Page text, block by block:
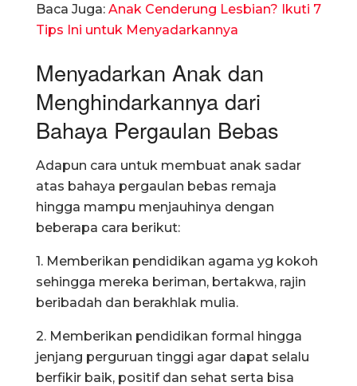
Baca Juga: Anak Cenderung Lesbian? Ikuti 7
Tips Ini untuk Menyadarkannya
Menyadarkan Anak dan
Menghindarkannya dari
Bahaya Pergaulan Bebas
Adapun cara untuk membuat anak sadar
atas bahaya pergaulan bebas remaja
hingga mampu menjauhinya dengan
beberapa cara berikut:
1. Memberikan pendidikan agama yg kokoh
sehingga mereka beriman, bertakwa, rajin
beribadah dan berakhlak mulia.
2. Memberikan pendidikan formal hingga
jenjang perguruan tinggi agar dapat selalu
berfikir baik, positif dan sehat serta bisa